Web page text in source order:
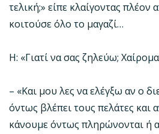
τελική;» είπε κλαίγοντας πλέον
κοιτούσε όλο το μαγαζί…
Η: «Γιατί να σας ζηλεύω;
– «Και μου λες να ελέγξω αν ο
όντως βλέπει τους πελάτες και
κάνουμε όντως πληρώνονται ή